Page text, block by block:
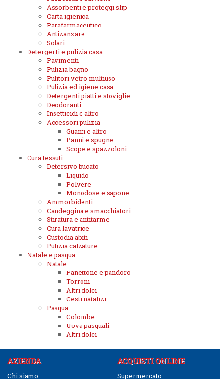
Assorbenti e proteggi slip
Carta igienica
Parafarmaceutico
Antizanzare
Solari
Detergenti e pulizia casa
Pavimenti
Pulizia bagno
Pulitori vetro multiuso
Pulizia ed igiene casa
Detergenti piatti e stoviglie
Deodoranti
Insetticidi e altro
Accessori pulizia
Guanti e altro
Panni e spugne
Scope e spazzoloni
Cura tessuti
Detersivo bucato
Liquido
Polvere
Monodose e sapone
Ammorbidenti
Candeggina e smacchiatori
Stiratura e antitarme
Cura lavatrice
Custodia abiti
Pulizia calzature
Natale e pasqua
Natale
Panettone e pandoro
Torroni
Altri dolci
Cesti natalizi
Pasqua
Colombe
Uova pasquali
Altri dolci
AZIENDA
Chi siamo
ACQUISTI ONLINE
Supermercato